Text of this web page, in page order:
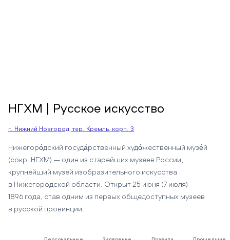
НГХМ | Русское искусство
г. Нижний Новгород, тер. Кремль, корп. 3
Нижегоро́дский госуда́рственный худо́жественный музе́й
(сокр. НГХМ) — один из старейших музеев России,
крупнейший музей изобразительного искусства
в Нижегородской области. Открыт 25 июня (7 июля)
1896 года, став одним из первых общедоступных музеев
в русской провинции.